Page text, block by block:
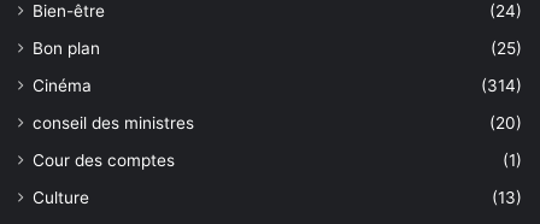
Bien-être
(24)
Bon plan
(25)
Cinéma
(314)
conseil des ministres
(20)
Cour des comptes
(1)
Culture
(13)